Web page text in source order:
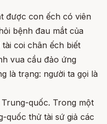
được con ếch có viên
bệnh đau mắt của
coi chân ếch biết
vua cầu đảo ứng
là trạng: người ta gọi là
quốc. Trong một
quốc thử tài sứ giả các